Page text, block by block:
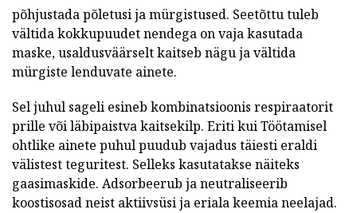
põhjustada põletusi ja mürgistused. Seetõttu tuleb
vältida kokkupuudet nendega on vaja kasutada
maske, usaldusväärselt kaitseb nägu ja vältida
mürgiste lenduvate ainete.
Sel juhul sageli esineb kombinatsioonis respiraatorit
prille või läbipaistva kaitsekilp. Eriti kui Töötamisel
ohtlike ainete puhul puudub vajadus täiesti eraldi
välistest teguritest. Selleks kasutatakse näiteks
gaasimaskide. Adsorbeerub ja neutraliseerib
koostisosad neist aktiivsüsi ja eriala keemia neelajad.